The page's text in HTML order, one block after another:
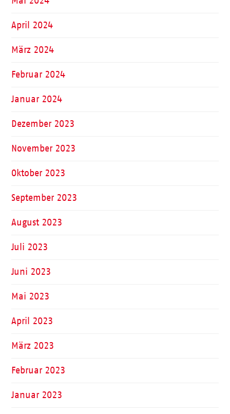
April 2024
März 2024
Februar 2024
Januar 2024
Dezember 2023
November 2023
Oktober 2023
September 2023
August 2023
Juli 2023
Juni 2023
Mai 2023
April 2023
März 2023
Februar 2023
Januar 2023